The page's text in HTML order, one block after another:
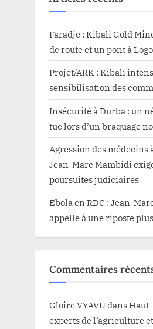
Faradje : Kibali Gold
de route et un pont à
Projet/ARK : Kibali
sensibilisation des
Insécurité à Durba : un
tué lors d’un braquage
Agression des médecins
Jean-Marc Mambidi
poursuites judiciaires
Ebola en RDC : Jean-
appelle à une riposte
Commentaires
Gloire VYAVUdans
experts de l’agriculture